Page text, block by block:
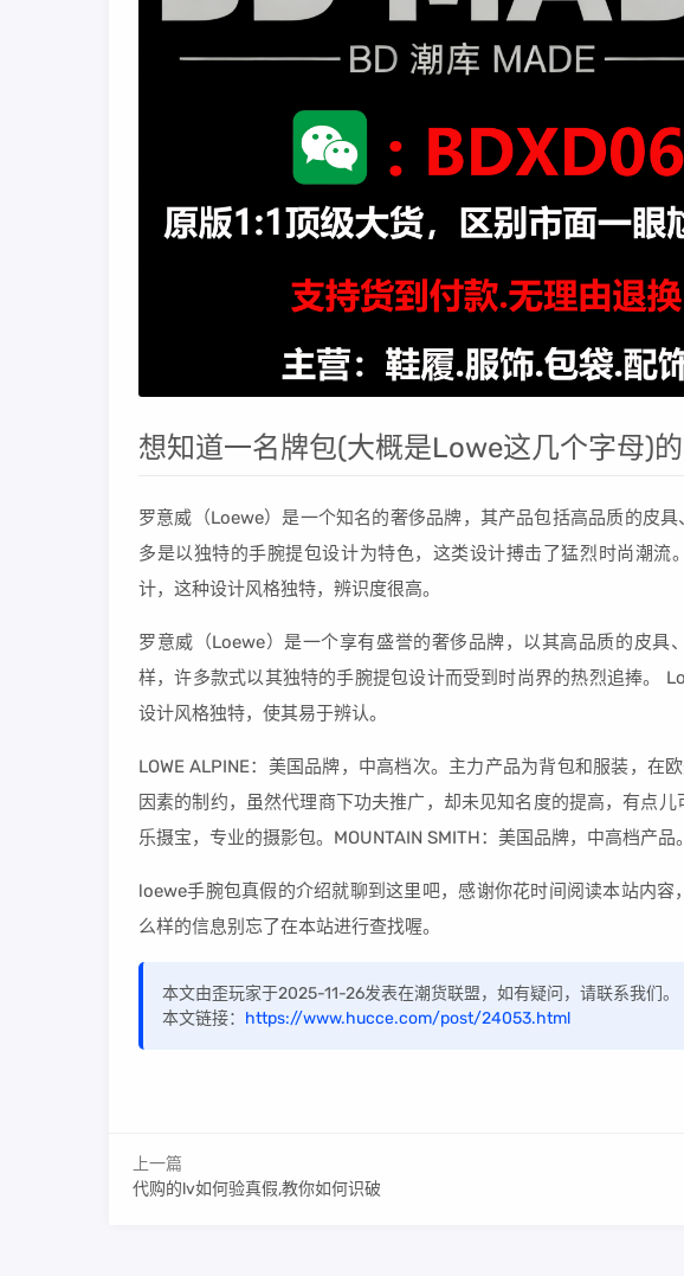
想知道一名牌包(大概是Lowe这几个字母)
罗意威（Loewe）是一个知名的奢侈品牌，其产品包括高品质的皮
多是以独特的手腕提包设计为特色，这类设计搏击了猛烈时尚潮
计，这种设计风格独特，辨识度很高。
罗意威（Loewe）是一个享有盛誉的奢侈品牌，以其高品质的皮具
样，许多款式以其独特的手腕提包设计而受到时尚界的热烈追捧。
设计风格独特，使其易于辨认。
LOWE ALPINE：美国品牌，中高档次。主力产品为背包和服装，在
因素的制约，虽然代理商下功夫推广，却未见知名度的提高，有点
乐摄宝，专业的摄影包。MOUNTAIN SMITH：美国品牌，中高档产品。
loewe手腕包真假的介绍就聊到这里吧，感谢你花时间阅读本站内
么样的信息别忘了在本站进行查找喔。
本文由歪玩家于2025-11-26发表在潮货联盟，如有疑问，请联系我们。
本文链接： https://www.hucce.com/post/24053.html
上一篇
代购的lv如何验真假,教你如何识破